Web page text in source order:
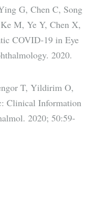
G, Chen C, Song
M, Ye Y, Chen X,
COVID-19 in Eye
2020.
T, Yildirim O,
Clinical Information
2020; 50:59-